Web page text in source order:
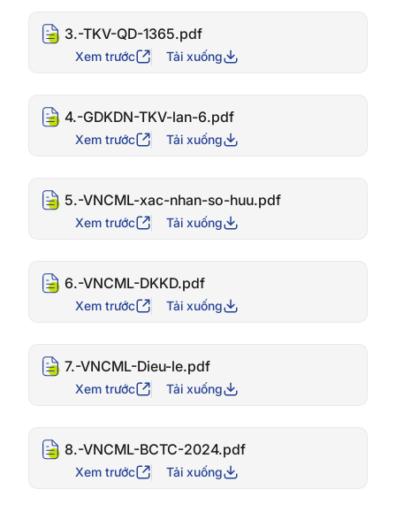
3.-TKV-QD-1365.pdf
Xem trước Tải xuống
4.-GDKDN-TKV-lan-6.pdf
Xem trước Tải xuống
5.-VNCML-xac-nhan-so-huu.pdf
Xem trước Tải xuống
6.-VNCML-DKKD.pdf
Xem trước Tải xuống
7.-VNCML-Dieu-le.pdf
Xem trước Tải xuống
8.-VNCML-BCTC-2024.pdf
Xem trước Tải xuống